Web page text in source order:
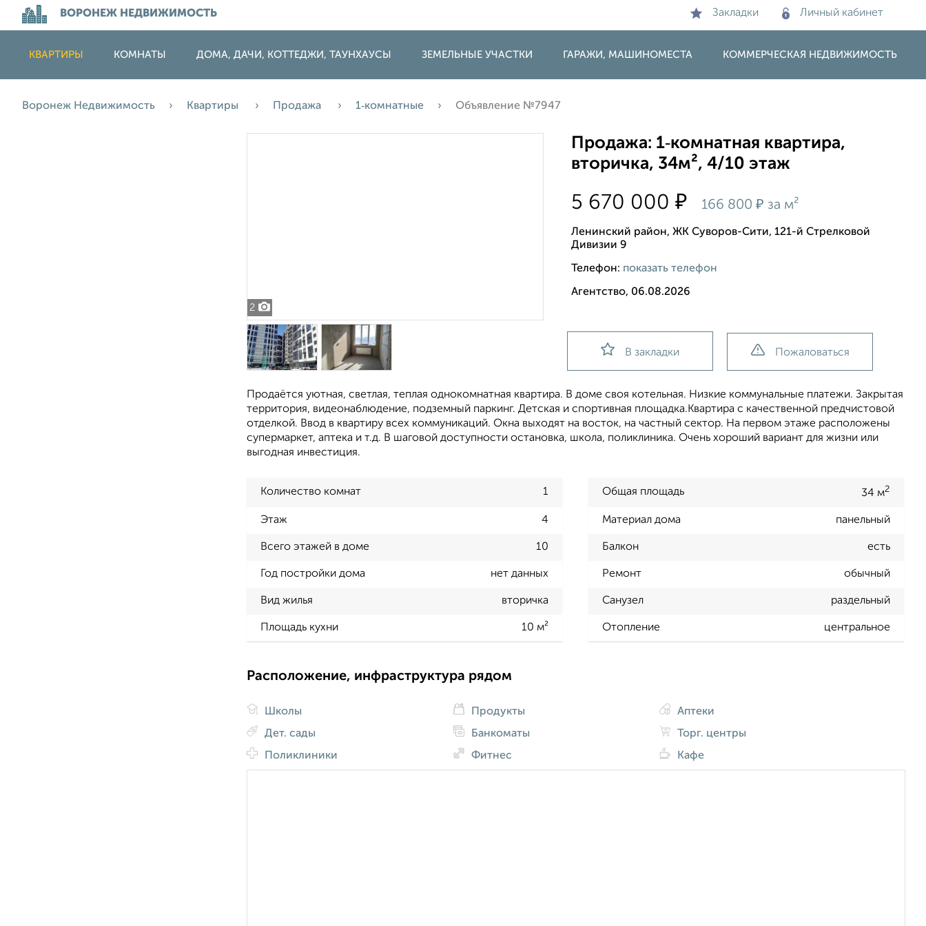
ВОРОНЕЖ НЕДВИЖИМОСТЬ Закладки Личный кабинет
КВАРТИРЫ КОМНАТЫ ДОМА, ДАЧИ, КОТТЕДЖИ, ТАУНХАУСЫ ЗЕМЕЛЬНЫЕ УЧАСТКИ ГАРАЖИ, МАШИНОМЕСТА КОММЕРЧЕСКАЯ НЕДВИЖИМОСТЬ
Воронеж Недвижимость Квартиры Продажа 1‑комнатные Объявление №7947
2
Продажа: 1‑комнатная квартира,
вторичка, 34м², 4/10 этаж
5 670 000₽ 166 800₽ за м²
Ленинский район, ЖК Суворов-Сити, 121-й Стрелковой
Дивизии 9
Телефон: показать телефон
Агентство, 06.08.2026
В закладки Пожаловаться
Продаётся уютная, светлая, теплая однокомнатная квартира. В доме своя котельная. Низкие коммунальные платежи. Закрытая
территория, видеонаблюдение, подземный паркинг. Детская и спортивная площадка.Квартира с качественной предчистовой
отделкой. Ввод в квартиру всех коммуникаций. Окна выходят на восток, на частный сектор. На первом этаже расположены
супермаркет, аптека и т.д. В шаговой доступности остановка, школа, поликлиника. Очень хороший вариант для жизни или
выгодная инвестиция.
Количество комнат 1 Общая площадь 34 м2
Этаж 4 Материал дома панельный
Всего этажей в доме 10 Балкон есть
Год постройки дома нет данных Ремонт обычный
Вид жилья вторичка Санузел раздельный
Площадь кухни 10 м² Отопление центральное
Расположение, инфраструктура рядом
Школы
Дет. сады
Поликлиники
Продукты
Банкоматы
Фитнес
Аптеки
Торг. центры
Кафе